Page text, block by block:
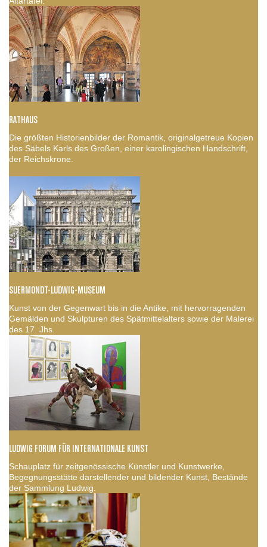
RATHAUS
Die größten Historienbilder der Romantik, originalgetreue Kopien
des Säbels Karls des Großen, einer karolingischen Handschrift,
der Reichskrone.
SUERMONDT-LUDWIG-MUSEUM
Kunst von der Gegenwart bis in die Antike, mit hervorragenden
Gemälden und Skulpturen des Spätmittelalters sowie der Malerei
des 17. Jhs.
LUDWIG FORUM FÜR INTERNATIONALE KUNST
Schauplatz für zeitgenössische Künstler und Kunstwerke,
Begegnungsstätte darstellender und bildender Kunst, Bestände
der Sammlung Ludwig.